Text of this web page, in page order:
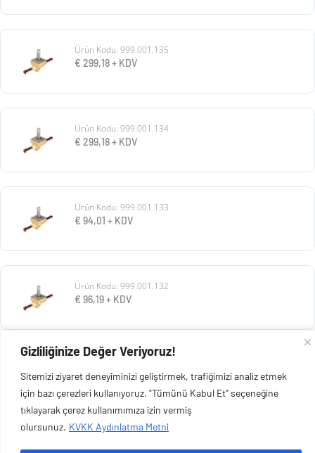
Gizliliğinize Değer Veriyoruz!
Sitemizi ziyaret deneyiminizi geliştirmek, trafiğimizi analiz etmek
için bazı çerezleri kullanıyoruz. "Tümünü Kabul Et" seçeneğine
tıklayarak çerez kullanımımıza izin vermiş
olursunuz. KVKK Aydınlatma Metni
Ürün Kodu: 999.001.135
€ 299,18+ KDV
Ürün Kodu: 999.001.134
€ 299,18+ KDV
Ürün Kodu: 999.001.133
€ 94,01 + KDV
Ürün Kodu: 999.001.132
€ 96,19+ KDV
€70,75+ KDV